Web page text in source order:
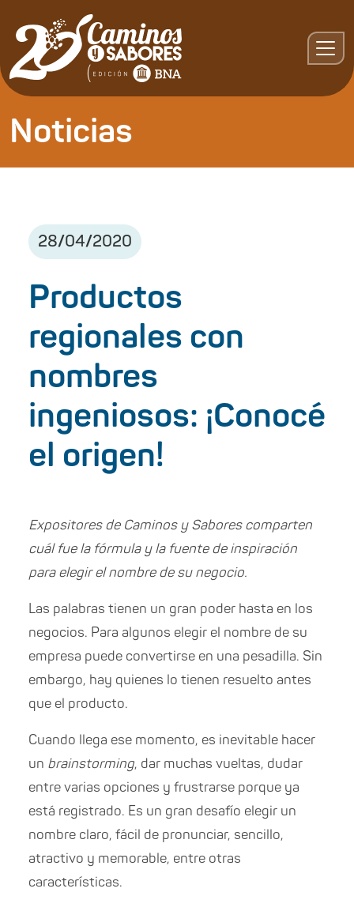
Noticias
28/04/2020
Productos
regionales con
nombres
ingeniosos: ¡Conocé
el origen!
Expositores de Caminos y Sabores comparten
cuál fue la fórmula y la fuente de inspiración
para elegir el nombre de su negocio.
Las palabras tienen un gran poder hasta en los
negocios. Para algunos elegir el nombre de su
empresa puede convertirse en una pesadilla. Sin
embargo, hay quienes lo tienen resuelto antes
que el producto.
Cuando llega ese momento, es inevitable hacer
un brainstorming, dar muchas vueltas, dudar
entre varias opciones y frustrarse porque ya
está registrado. Es un gran desafío elegir un
nombre claro, fácil de pronunciar, sencillo,
atractivo y memorable, entre otras
características.